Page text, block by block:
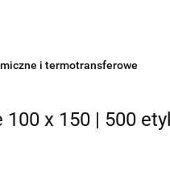
i termotransferowe
x 150 | 500